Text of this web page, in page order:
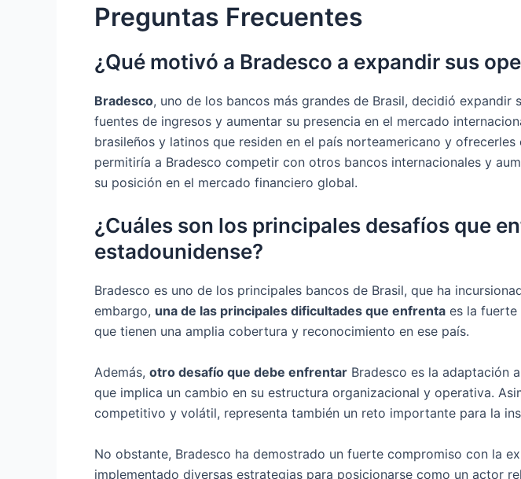
Preguntas Frecuentes
¿Qué motivó a Bradesco a expandir sus
Bradesco, uno de los bancos más grandes de Brasil, decidió
fuentes de ingresos y aumentar su presencia en el mercado
brasileños y latinos que residen en el país norteamericano y
permitiría a Bradesco competir con otros bancos internacionales y
su posición en el mercado financiero global.
¿Cuáles son los principales desafíos que
estadounidense?
Bradesco es uno de los principales bancos de Brasil, que ha
embargo, una de las principales dificultades que enfrenta es la fuerte
que tienen una amplia cobertura y reconocimiento en ese país.
Además, otro desafío que debe enfrentar Bradesco es la adaptación
que implica un cambio en su estructura organizacional y operativa.
competitivo y volátil, representa también un reto importante para la
No obstante, Bradesco ha demostrado un fuerte compromiso con la
implementado diversas estrategias para posicionarse como un actor